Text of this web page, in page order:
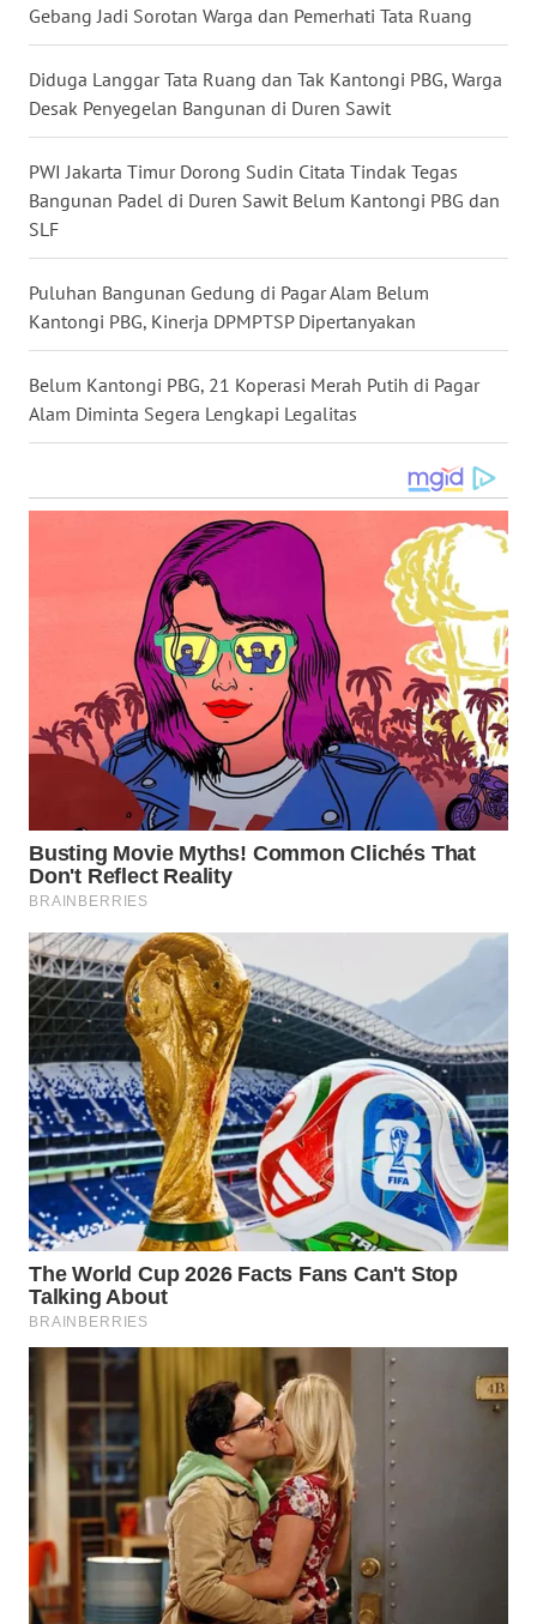
Gebang Jadi Sorotan Warga dan Pemerhati Tata Ruang
Diduga Langgar Tata Ruang dan Tak Kantongi PBG, Warga
Desak Penyegelan Bangunan di Duren Sawit
PWI Jakarta Timur Dorong Sudin Citata Tindak Tegas
Bangunan Padel di Duren Sawit Belum Kantongi PBG dan
SLF
Puluhan Bangunan Gedung di Pagar Alam Belum
Kantongi PBG, Kinerja DPMPTSP Dipertanyakan
Belum Kantongi PBG, 21 Koperasi Merah Putih di Pagar
Alam Diminta Segera Lengkapi Legalitas
WN
WN
JOGJA
WN
JATIM
WN
BALI
WN
KALBAR
KALTENG
WN
KALTIM
WN
SULSEL
GORONTALO
WN
SULUT
WN
MALUKU
WN
MALUT
WN
DAIRI
WN
TOBA
WN
NIAS
WN
LANGKAT